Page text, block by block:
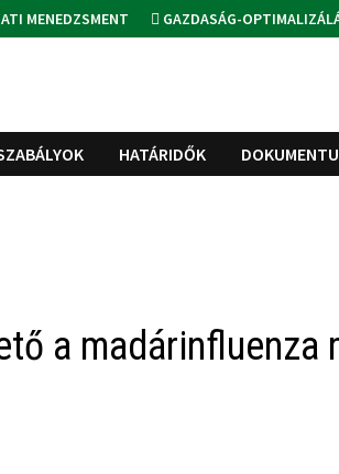
MENEDZSMENT GAZDASÁG-
HATÁRIDŐK
a